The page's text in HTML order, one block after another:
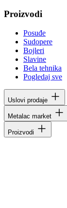
Proizvodi
Posuđe
Sudopere
Bojleri
Slavine
Bela tehnika
Pogledaj sve
Uslovi prodaje
Metalac market
Proizvodi